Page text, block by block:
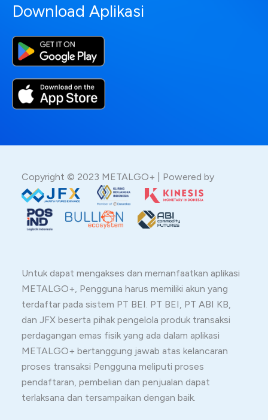
Download Aplikasi
Copyright © 2023 METALGO+ | Powered by
Untuk dapat mengakses dan memanfaatkan aplikasi
METALGO+, Pengguna harus memiliki akun yang
terdaftar pada sistem PT BEI. PT BEI, PT ABI KB,
dan JFX beserta pihak pengelola produk transaksi
perdagangan emas fisik yang ada dalam aplikasi
METALGO+ bertanggung jawab atas kelancaran
proses transaksi Pengguna meliputi proses
pendaftaran, pembelian dan penjualan dapat
terlaksana dan tersampaikan dengan baik.